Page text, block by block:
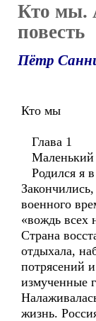
Кто мы.
повесть
Пётр
Кто мы
Глава 1
Маленький
Родился я в
военного
«вождь всех
Страна
отдыхала,
потрясений
измученные
жизнь.